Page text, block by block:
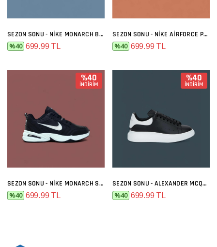
SEZON SONU - NIKE MONARCH BEYAZ LACI
%40 699.99 TL
SEZON SONU - NIKE AIRFORCE PREMIUM SIYAH
%40 699.99 TL
%40
İNDİRİM
SEZON SONU - NIKE MONARCH SIYAH BEYAZ
%40 699.99 TL
%40
İNDİRİM
SEZON SONU - ALEXANDER MCQUEEN SIYAH BEYAZ
%40 699.99 TL